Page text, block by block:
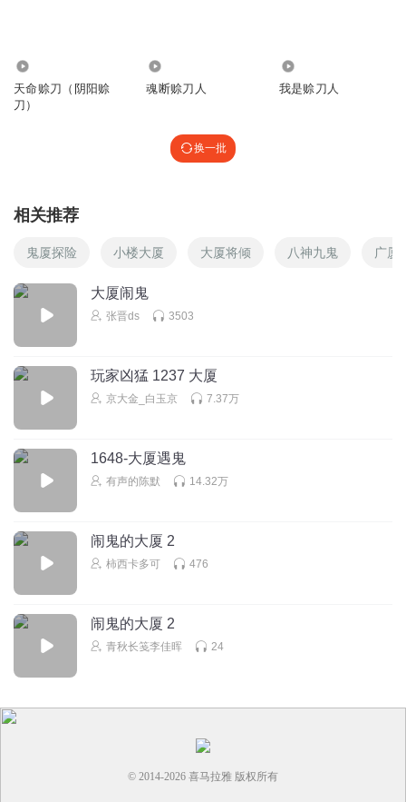
天命赊刀（阴阳赊
刀）
魂断赊刀人 我是赊刀人
换一批
相关推荐
鬼厦探险 小楼大厦 大厦将倾 八神九鬼 广厦
大厦闹鬼
张晋ds 3503
玩家凶猛 1237 大厦
京大金_白玉京 7.37万
1648-大厦遇鬼
有声的陈默 14.32万
闹鬼的大厦 2
柿西卡多可 476
闹鬼的大厦 2
青秋长笺李佳晖 24
© 2014-2026 喜马拉雅 版权所有